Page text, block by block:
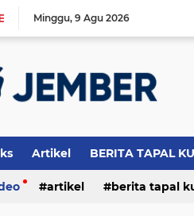
Minggu 9 Agu 2026
Artikel BERITA TAPAL
artikel berita tapal